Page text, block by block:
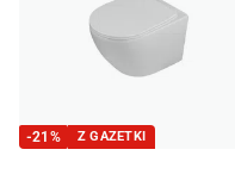
-21 % Z GAZETKI